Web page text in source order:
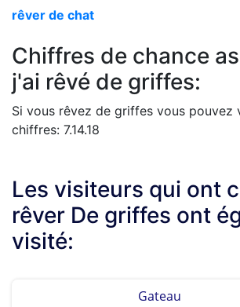
rêver de chat
Chiffres de chance
j'ai rêvé de griffes:
Si vous rêvez de griffes vous pouvez
chiffres: 7.14.18
Les visiteurs qui ont
rêver De griffes ont
visité:
Gateau